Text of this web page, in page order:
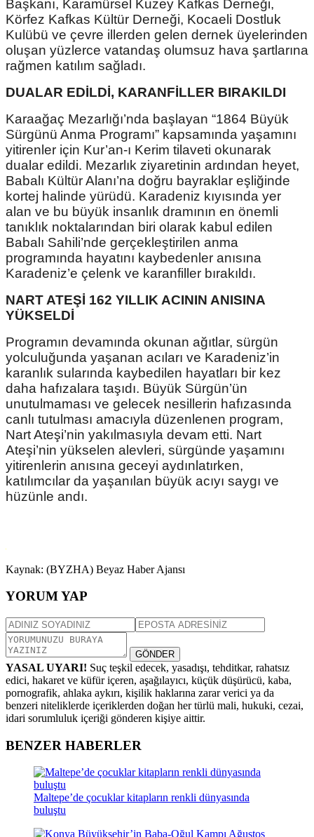
Başkanı, Karamürsel Kuzey Kafkas Derneği,
Körfez Kafkas Kültür Derneği, Kocaeli Dostluk
Kulübü ve çevre illerden gelen dernek üyelerinden
oluşan yüzlerce vatandaş olumsuz hava şartlarına
rağmen katılım sağladı.
DUALAR EDİLDİ, KARANFİLLER BIRAKILDI
Karaağaç Mezarlığı’nda başlayan “1864 Büyük
Sürgünü Anma Programı” kapsamında yaşamını
yitirenler için Kur’an-ı Kerim tilaveti okunarak
dualar edildi. Mezarlık ziyaretinin ardından heyet,
Babalı Kültür Alanı’na doğru bayraklar eşliğinde
kortej halinde yürüdü. Karadeniz kıyısında yer
alan ve bu büyük insanlık dramının en önemli
tanıklık noktalarından biri olarak kabul edilen
Babalı Sahili’nde gerçekleştirilen anma
programında hayatını kaybedenler anısına
Karadeniz’e çelenk ve karanfiller bırakıldı.
NART ATEŞİ 162 YILLIK ACININ ANISINA
YÜKSELDİ
Programın devamında okunan ağıtlar, sürgün
yolculuğunda yaşanan acıları ve Karadeniz’in
karanlık sularında kaybedilen hayatları bir kez
daha hafızalara taşıdı. Büyük Sürgün’ün
unutulmaması ve gelecek nesillerin hafızasında
canlı tutulması amacıyla düzenlenen program,
Nart Ateşi’nin yakılmasıyla devam etti. Nart
Ateşi’nin yükselen alevleri, sürgünde yaşamını
yitirenlerin anısına geceyi aydınlatırken,
katılımcılar da yaşanılan büyük acıyı saygı ve
hüzünle andı.
Kaynak: (BYZHA) Beyaz Haber Ajansı
YORUM YAP
GÖNDER
YASAL UYARI! Suç teşkil edecek, yasadışı, tehditkar, rahatsız
edici, hakaret ve küfür içeren, aşağılayıcı, küçük düşürücü, kaba,
pornografik, ahlaka aykırı, kişilik haklarına zarar verici ya da
benzeri niteliklerde içeriklerden doğan her türlü mali, hukuki, cezai,
idari sorumluluk içeriği gönderen kişiye aittir.
BENZER HABERLER
Maltepe’de çocuklar kitapların renkli dünyasında
buluştu